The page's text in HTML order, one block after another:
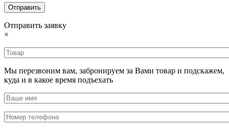
Отправить заявку
×
Мы перезвоним вам, забронируем за Вами товар и подскажем,
куда и в какое время подъехать